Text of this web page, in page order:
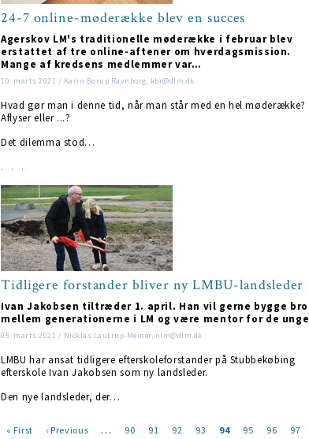
24-7 online-møderække blev en succes
Agerskov LM's traditionelle møderække i februar blev
erstattet af tre online-aftener om hverdagsmission.
Mange af kredsens medlemmer var…
10. marts 2021 / Karin Borup Ravnborg; kbr@dlm.dk
Hvad gør man i denne tid, når man står med en hel møderække?
Aflyser eller ...?
Det dilemma stod…
Tidligere forstander bliver ny LMBU-landsleder
Ivan Jakobsen tiltræder 1. april. Han vil gerne bygge bro
mellem generationerne i LM og være mentor for de unge
05. marts 2021 / Nicklas Lautrup-Meiner, nlm@dlm.dk
LMBU har ansat tidligere efterskoleforstander på Stubbekøbing
efterskole Ivan Jakobsen som ny landsleder.
Den nye landsleder, der…
First
« First
Previous
‹ Previous … Page
90 Page
91 Page
92 Page
93
Current
94 Page
95 Page
96 Page
97